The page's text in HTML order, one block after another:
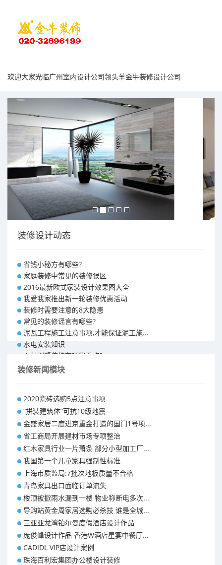
欢迎大家光临广州室内设计公司领头羊金牛装修设计公司
装修设计动态
省钱小秘方有哪些?
家庭装修中常见的装修误区
2016最新欧式家装设计效果图大全
我爱我家推出新一轮装修优惠活动
装修时需要注意的8大隐患
常见的装修谣言有哪些?
泥瓦工程施工注意事项,才能保证泥工施...
水电安装知识
乡村别墅装修有哪些要点?
别墅怎样装修之装修技巧
昆明110平米装修预算 装修报价清单
昆明100平米装修多少钱
装修新闻模块
2020瓷砖选购5点注意事项
“拼装建筑体”可抗10级地震
金盛家居二度进京重金打造的国门1号项...
省工商局开展建材市场专项整治
红木家具行业一片萧条 部分小型加工厂...
我国第一个儿童家具强制性标准
上海市质监局:7批次地板质量不合格
青岛家具出口面临订单流失
楼顶被掀雨水漏到一楼 物业称断电多次...
导购站黄金周家居选购必杀技 谁是全城...
三亚亚龙湾铂尔曼度假酒店设计作品
庞俊峰设计作品 香港W酒店星宴中餐厅...
CADIDL VIP店设计案例
珠海百利宏集团办公楼设计装修